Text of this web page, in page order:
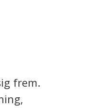
frem.